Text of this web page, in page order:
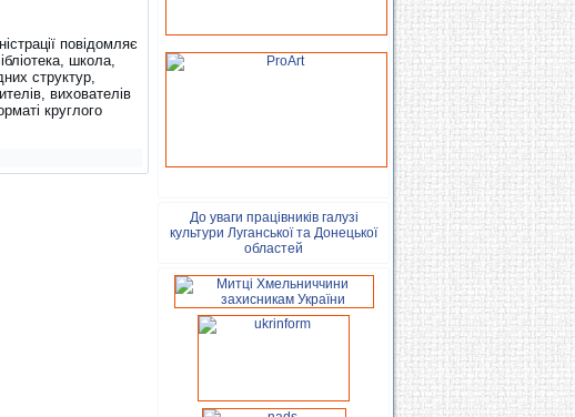
повідомляє
школа,
структур,
вихователів
круглого
До уваги працівників галузі
культури Луганської та Донецької
областей